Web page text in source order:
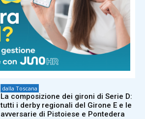
dalla Toscana
Conte in commissione Covid:
“Scavate pure, non troverete niente
di illecito su di me. Meloni mi diede
del criminale”
dalla Toscana
La composizione dei gironi di Serie D:
tutti i derby regionali del Girone E e le
avversarie di Pistoiese e Pontedera